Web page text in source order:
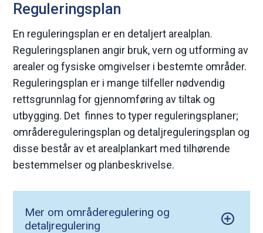
Reguleringsplan
En reguleringsplan er en detaljert arealplan.
Reguleringsplanen angir bruk, vern og utforming av
arealer og fysiske omgivelser i bestemte områder.
Reguleringsplan er i mange tilfeller nødvendig
rettsgrunnlag for gjennomføring av tiltak og
utbygging. Det finnes to typer reguleringsplaner;
områdereguleringsplan og detaljreguleringsplan og
disse består av et arealplankart med tilhørende
bestemmelser og planbeskrivelse.
Mer om områderegulering og
detaljregulering